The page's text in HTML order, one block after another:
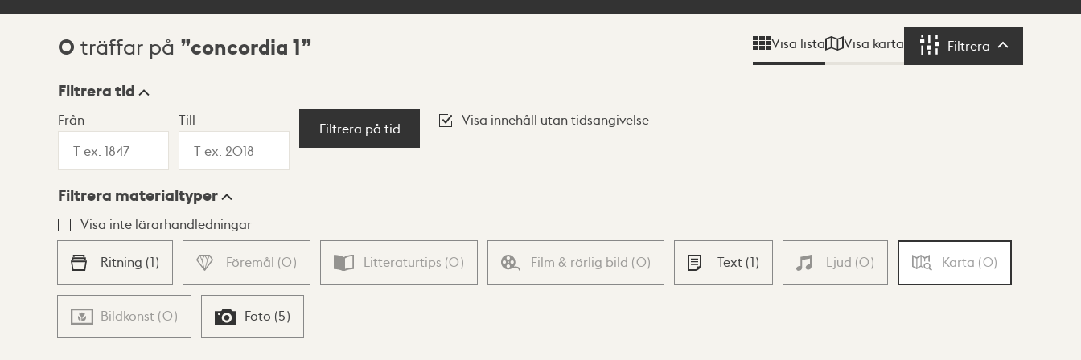
Sökresultat
0 träffar på concordia 1 Visa lista Visa karta Filtrera Filtrera
Visningsläge
Lista Karta
Filtrera tid
Från Till
Filtrera på tid
Visa innehåll utan tidsangivelse
Filtrera materialtyper
Visa inte lärarhandledningar
Ritning (1) Föremål (0) Litteraturtips (0) Film & rörlig bild (0) Text (1) Ljud (0) Karta (0)
Bildkonst (0) Foto (5)